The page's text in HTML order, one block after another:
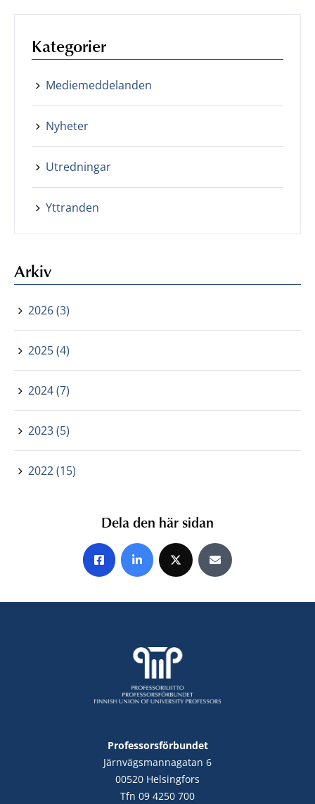
Kategorier
Mediemeddelanden
Nyheter
Utredningar
Yttranden
Arkiv
2026 (3)
2025 (4)
2024 (7)
2023 (5)
2022 (15)
Dela den här sidan
Share on Facebook
Share on LinkedIn
Share on XShare by E-mail
Professorsförbundet
Järnvägsmannagatan 6
00520 Helsingfors
Tfn 09 4250 700